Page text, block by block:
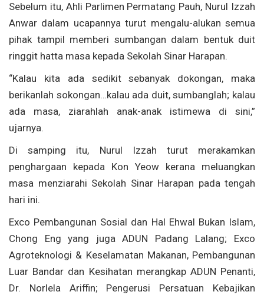
Sebelum itu, Ahli Parlimen Permatang Pauh, Nurul Izzah
Anwar dalam ucapannya turut mengalu-alukan semua
pihak tampil memberi sumbangan dalam bentuk duit
ringgit hatta masa kepada Sekolah Sinar Harapan.
“Kalau kita ada sedikit sebanyak dokongan, maka
berikanlah sokongan…kalau ada duit, sumbanglah; kalau
ada masa, ziarahlah anak-anak istimewa di sini,”
ujarnya.
Di samping itu, Nurul Izzah turut merakamkan
penghargaan kepada Kon Yeow kerana meluangkan
masa menziarahi Sekolah Sinar Harapan pada tengah
hari ini.
Exco Pembangunan Sosial dan Hal Ehwal Bukan Islam,
Chong Eng yang juga ADUN Padang Lalang; Exco
Agroteknologi & Keselamatan Makanan, Pembangunan
Luar Bandar dan Kesihatan merangkap ADUN Penanti,
Dr. Norlela Ariffin; Pengerusi Persatuan Kebajikan